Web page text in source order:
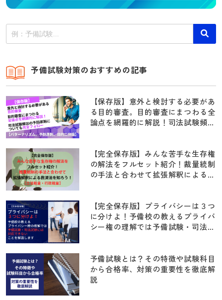
予備試験対策のおすすめの記事
【保存版】意外と検討する必要があ
る目的審査。目的審査にまつわる全
論点を網羅的に解説！司法試験頻出
二分論】
【完全保存版】みんな苦手な生存権
の解法をフルセット紹介！裁量統制
の手法と合わせて拡張解釈による救
【完全保存版】プライバシーは３つ
に分けよ！予備校の教えるプライバ
シー権の理解では予備試験・司法試
前科照会事件・早稲田大学江沢民事
件・指紋押捺事件】
予備試験とは？その特徴や試験科目
から合格率、対策の重要性を徹底解
説